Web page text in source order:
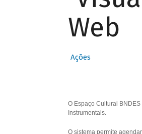
Web
Ações
O Espaço Cultural
Instrumentais.
O sistema permite